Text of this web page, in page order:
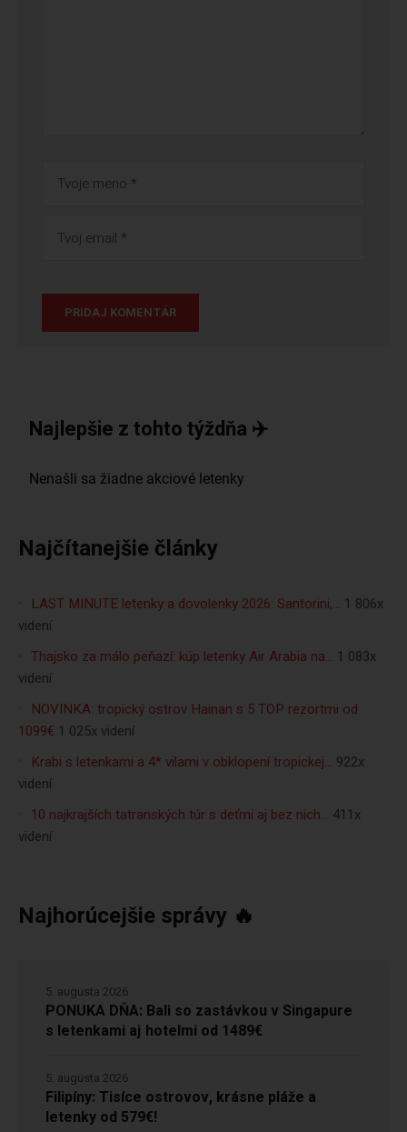
Najlepšie z tohto týždňa ✈️
Najčítanejšie články
LAST MINUTE letenky a dovolenky 2026: Santorini,… 1 806x
videní
Thajsko za málo peňazí: kúp letenky Air Arabia na… 1 083x
videní
NOVINKA: tropický ostrov Hainan s 5 TOP rezortmi od
1099€ 1 025x videní
Krabi s letenkami a 4* vilami v obklopení tropickej… 922x
videní
10 najkrajších tatranských túr s deťmi aj bez nich… 411x
videní
Najhorúcejšie správy 🔥
PONUKA DŇA: Bali so zastávkou v Singapure
s letenkami aj hotelmi od 1489€
5. augusta 2026
Filipíny: Tisíce ostrovov, krásne pláže a
letenky od 579€!
5. augusta 2026